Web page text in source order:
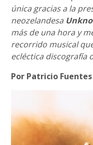
única gracias a la
neozelandesa
más de una hora y
recorrido musical
ecléctica discografía
Por Patricio Fuentes